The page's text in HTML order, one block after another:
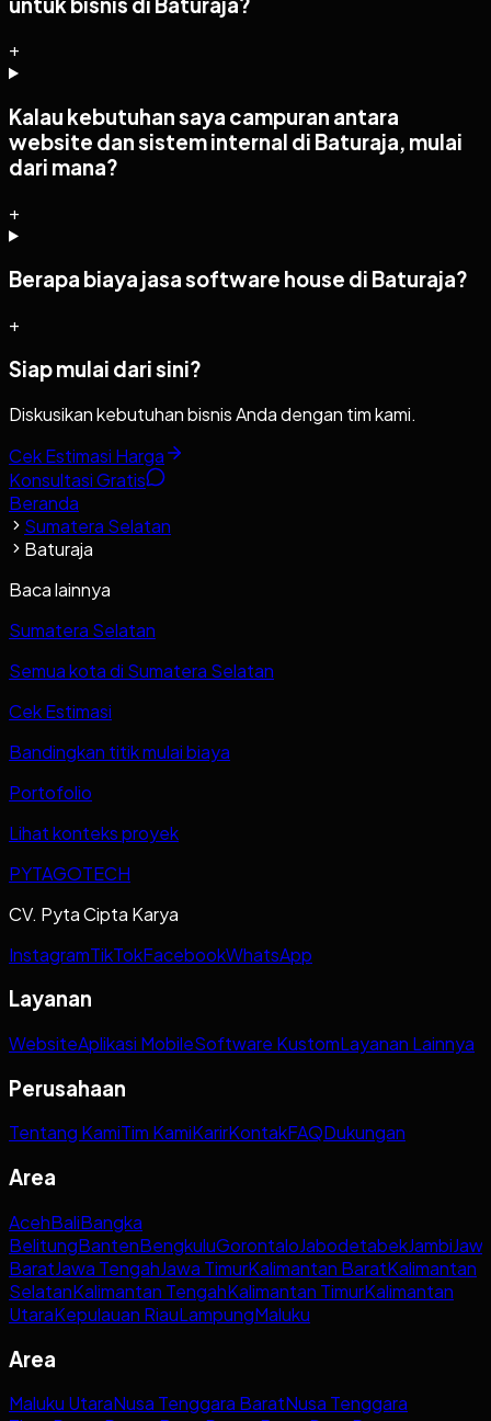
+
Kalau kebutuhan saya campuran antara
website dan sistem internal di Baturaja, mulai
dari mana?
+
Berapa biaya jasa software house di Baturaja?
+
Siap mulai dari sini?
Diskusikan kebutuhan bisnis Anda dengan tim kami.
Cek Estimasi Harga
Konsultasi Gratis
Beranda
Sumatera Selatan
Baturaja
Baca lainnya
Sumatera Selatan
Semua kota di Sumatera Selatan
Cek Estimasi
Bandingkan titik mulai biaya
Portofolio
Lihat konteks proyek
PYTAGOTECH
CV. Pyta Cipta Karya
InstagramTikTokFacebookWhatsApp
Layanan
WebsiteAplikasi MobileSoftware KustomLayanan Lainnya
Perusahaan
Tentang KamiTim KamiKarirKontakFAQDukungan
Area
AcehBaliBangka
BelitungBantenBengkuluGorontaloJabodetabekJambi
BaratJawa TengahJawa TimurKalimantan BaratKalimantan
SelatanKalimantan TengahKalimantan TimurKalimantan
UtaraKepulauan RiauLampungMaluku
Area
Maluku UtaraNusa Tenggara BaratNusa Tenggara